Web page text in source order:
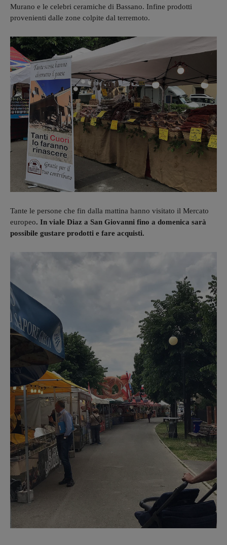
Murano e le celebri ceramiche di Bassano. Infine prodotti
provenienti dalle zone colpite dal terremoto.
Tante le persone che fin dalla mattina hanno visitato il Mercato
europeo. In viale Diaz a San Giovanni fino a domenica sarà
possibile gustare prodotti e fare acquisti.